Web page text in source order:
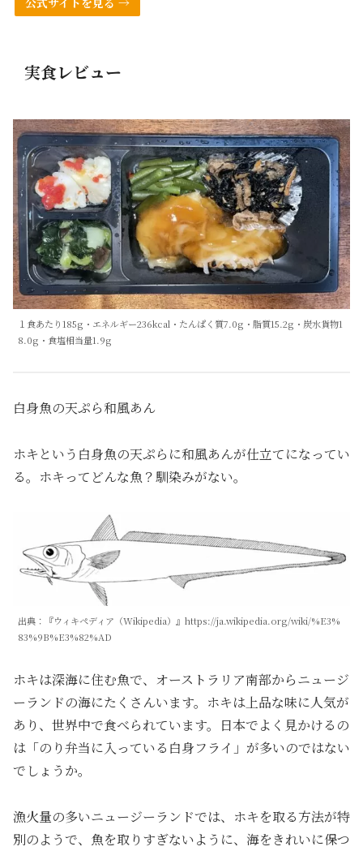
実食レビュー
１食あたり185g・エネルギー236kcal・たんぱく質7.0g・脂質15.2g・炭水貨物1
8.0g・食塩相当量1.9g
白身魚の天ぷら和風あん
ホキという白身魚の天ぷらに和風あんが仕立てになってい
る。ホキってどんな魚？馴染みがない。
出典：『ウィキペディア（Wikipedia）』https://ja.wikipedia.org/wiki/%E3%
83%9B%E3%82%AD
ホキは深海に住む魚で、オーストラリア南部からニュージ
ーランドの海にたくさんいます。ホキは上品な味に人気が
あり、世界中で食べられています。日本でよく見かけるの
は「のり弁当に入っている白身フライ」が多いのではない
でしょうか。
漁火量の多いニュージーランドでは、ホキを取る方法が特
別のようで、魚を取りすぎないように、海をきれいに保つ